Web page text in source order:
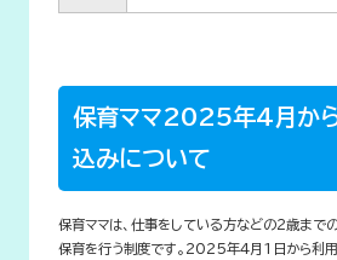
保育ママ2025年4月か
込みについて
保育ママは、仕事をしている方などの2歳まで
保育を行う制度です。2025年4月1日から利